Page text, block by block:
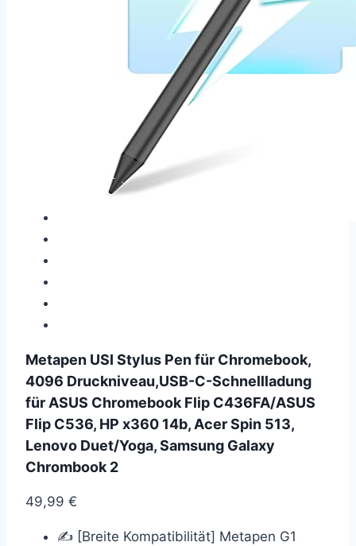
Metapen USI Stylus Pen für Chromebook,
4096 Druckniveau,USB-C-Schnellladung
für ASUS Chromebook Flip C436FA/ASUS
Flip C536, HP x360 14b, Acer Spin 513,
Lenovo Duet/Yoga, Samsung Galaxy
Chrombook 2
49,99 €
✍ [Breite Kompatibilität] Metapen G1